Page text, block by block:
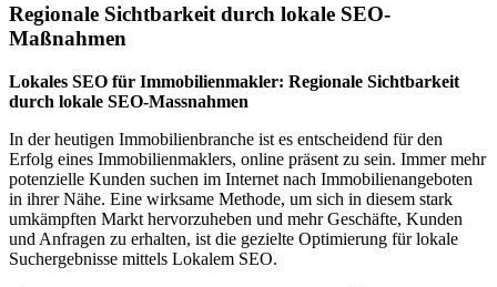
Regionale Sichtbarkeit durch lokale SEO-
Maßnahmen
Lokales SEO für Immobilienmakler: Regionale Sichtbarkeit
durch lokale SEO-Massnahmen
In der heutigen Immobilienbranche ist es entscheidend für den
Erfolg eines Immobilienmaklers, online präsent zu sein. Immer mehr
potenzielle Kunden suchen im Internet nach Immobilienangeboten
in ihrer Nähe. Eine wirksame Methode, um sich in diesem stark
umkämpften Markt hervorzuheben und mehr Geschäfte, Kunden
und Anfragen zu erhalten, ist die gezielte Optimierung für lokale
Suchergebnisse mittels Lokalem SEO.